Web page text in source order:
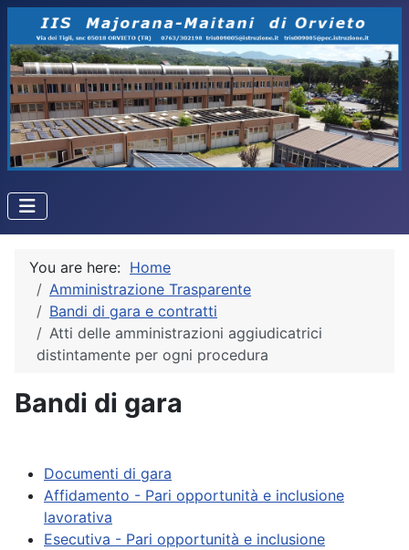
You are here: Home
Amministrazione Trasparente
Bandi di gara e contratti
Atti delle amministrazioni aggiudicatrici
distintamente per ogni procedura
Bandi di gara
Documenti di gara
Affidamento - Pari opportunità e inclusione
lavorativa
Esecutiva - Pari opportunità e inclusione